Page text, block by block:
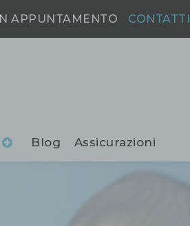
APPUNTAMENTO CONTATTI
Blog Assicurazioni